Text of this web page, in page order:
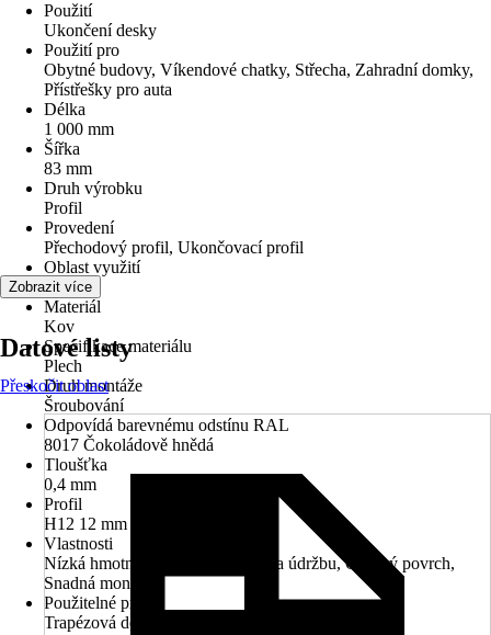
Použití
Ukončení desky
Použití pro
Obytné budovy, Víkendové chatky, Střecha, Zahradní domky,
Přístřešky pro auta
Délka
1 000 mm
Šířka
83 mm
Druh výrobku
Profil
Provedení
Přechodový profil, Ukončovací profil
Oblast využití
Exteriér
Materiál
Kov
Specifikace materiálu
Plech
Druh montáže
Šroubování
Odpovídá barevnému odstínu RAL
8017 Čokoládově hnědá
Tloušťka
0,4 mm
Profil
H12 12 mm
Vlastnosti
Nízká hmotnost, Nízké náklady na údržbu, Odolný povrch,
Snadná montáž
Použitelné pro
Trapézová deska
Zobrazit více
Datové listy
Přeskočit oblast